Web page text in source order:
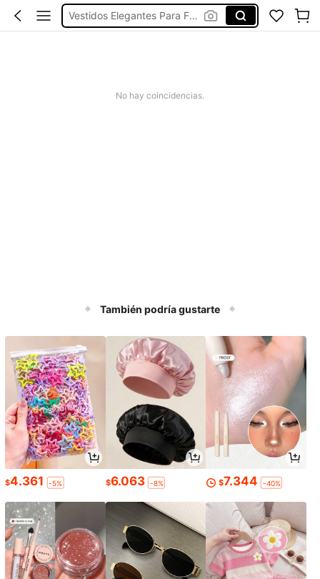
Vestidos Elegantes Para Fiesta
No hay coincidencias.
También podría gustarte
$4.361 -5% $6.063 -8% $7.344 -40%